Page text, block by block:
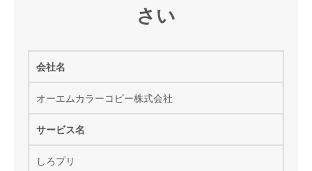
さい
会社名
オーエムカラーコピー株式会社
サービス名
しろプリ